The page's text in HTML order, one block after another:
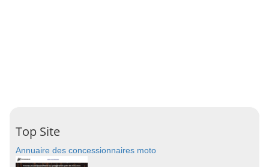
Top Site
Annuaire des concessionnaires moto